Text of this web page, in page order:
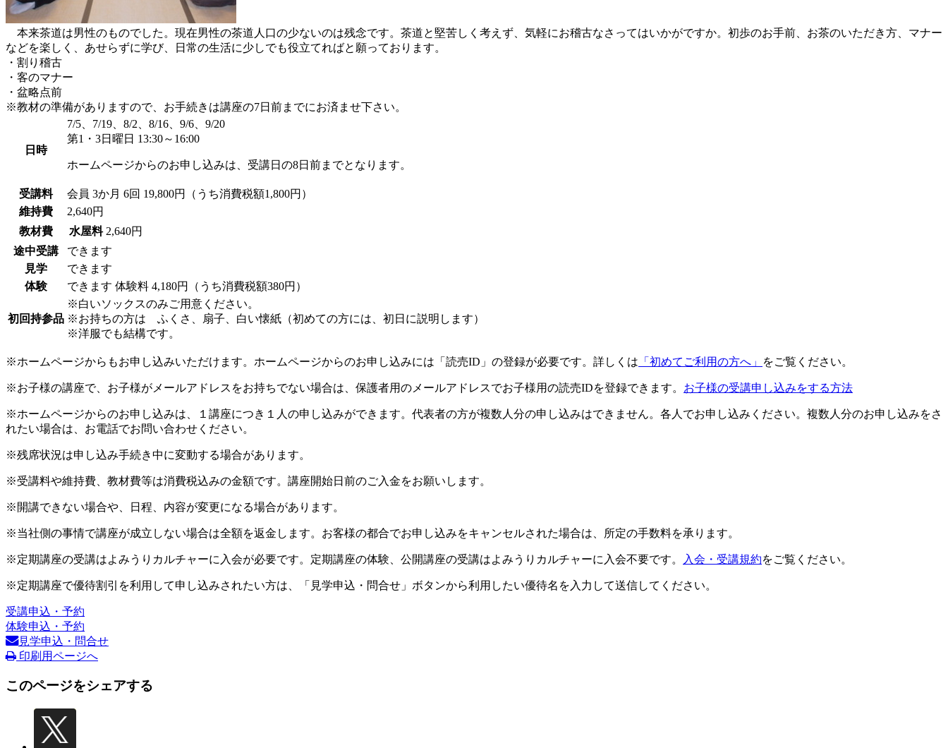
本来茶道は男性のものでした。現在男性の茶道人口の少ないのは残念です。茶道と堅苦しく考えず、気軽にお稽古なさってはいかがですか。初歩のお手前、お茶のいただき方、マナー
などを楽しく、あせらずに学び、日常の生活に少しでも役立てればと願っております。
・割り稽古
・客のマナー
・盆略点前
※教材の準備がありますので、お手続きは講座の7日前までにお済ませ下さい。
日時
7/5、7/19、8/2、8/16、9/6、9/20
第1・3日曜日 13:30～16:00
ホームページからのお申し込みは、受講日の8日前までとなります。
受講料 会員 3か月 6回 19,800円（うち消費税額1,800円）
維持費
2,640円
教材費
水屋料 2,640円
途中受講
できます
見学
できます
体験
できます 体験料 4,180円（うち消費税額380円）
初回持参品
※白いソックスのみご用意ください。
※お持ちの方は ふくさ、扇子、白い懐紙（初めての方には、初日に説明します）
※洋服でも結構です。
※ホームページからもお申し込みいただけます。ホームページからのお申し込みには「読売ID」の登録が必要です。詳しくは 「初めてご利用の方へ」 をご覧ください。
※お子様の講座で、お子様がメールアドレスをお持ちでない場合は、保護者用のメールアドレスでお子様用の読売IDを登録できます。 お子様の受講申し込みをする方法
※ホームページからのお申し込みは、１講座につき１人の申し込みができます。代表者の方が複数人分の申し込みはできません。各人でお申し込みください。複数人分のお申し込みをさ
れたい場合は、お電話でお問い合わせください。
※残席状況は申し込み手続き中に変動する場合があります。
※受講料や維持費、教材費等は消費税込みの金額です。講座開始日前のご入金をお願いします。
※開講できない場合や、日程、内容が変更になる場合があります。
※当社側の事情で講座が成立しない場合は全額を返金します。お客様の都合でお申し込みをキャンセルされた場合は、所定の手数料を承ります。
※定期講座の受講はよみうりカルチャーに入会が必要です。定期講座の体験、公開講座の受講はよみうりカルチャーに入会不要です。 入会・受講規約をご覧ください。
※定期講座で優待割引を利用して申し込みされたい方は、「見学申込・問合せ」ボタンから利用したい優待名を入力して送信してください。
受講申込・予約
体験申込・予約
見学申込・問合せ
印刷用ページへ
このページをシェアする